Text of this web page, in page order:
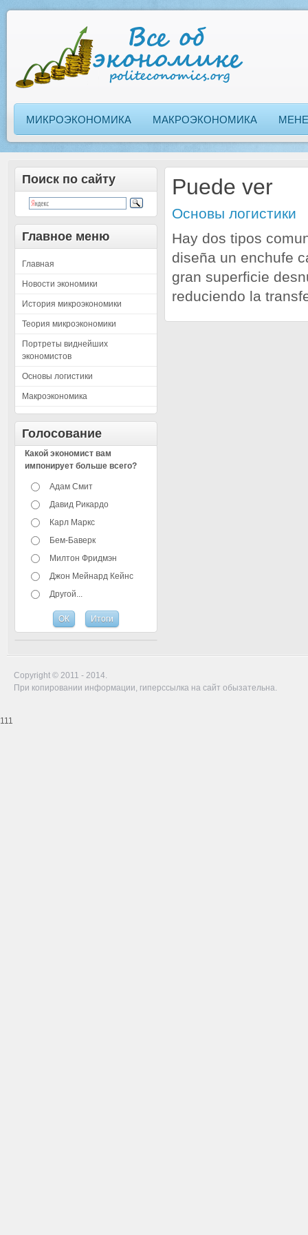
МИКРОЭКОНОМИКА МАКРОЭКОНОМИКА
Поиск по сайту
Главное меню
Главная
Новости экономики
История микроэкономики
Теория микроэкономики
Портреты виднейших
экономистов
Основы логистики
Макроэкономика
Голосование
Какой экономист вам
импонирует больше всего?
Адам Смит
Давид Рикардо
Карл Маркс
Бем-Баверк
Милтон Фридмэн
Джон Мейнард Кейнс
Другой...
Puede ver
Основы логистики
Hay dos tipos
diseña un enchufe
gran superficie
reduciendo la
Copyright © 2011 - 2014.
При копировании информации, гиперссылка на сайт обызательна.
111